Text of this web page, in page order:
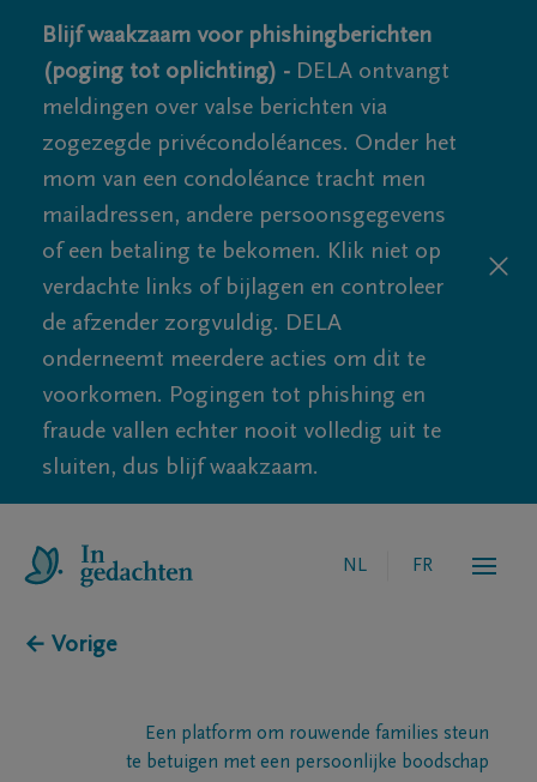
Blijf waakzaam voor phishingberichten
(poging tot oplichting) - DELA ontvangt
meldingen over valse berichten via
zogezegde privécondoléances. Onder het
mom van een condoléance tracht men
mailadressen, andere persoonsgegevens
of een betaling te bekomen. Klik niet op
verdachte links of bijlagen en controleer
de afzender zorgvuldig. DELA
onderneemt meerdere acties om dit te
voorkomen. Pogingen tot phishing en
fraude vallen echter nooit volledig uit te
sluiten, dus blijf waakzaam.
NL FR
← Vorige
Een platform om rouwende families steun
te betuigen met een persoonlijke boodschap